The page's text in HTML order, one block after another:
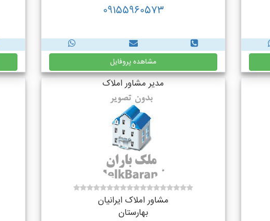
09155960573
مشاهده پروفایل
مدیر مشاور املاک
مشاور املاک ایرانیان
بهارستان